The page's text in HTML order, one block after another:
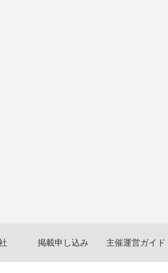
掲載申し込み 主催運営ガイド